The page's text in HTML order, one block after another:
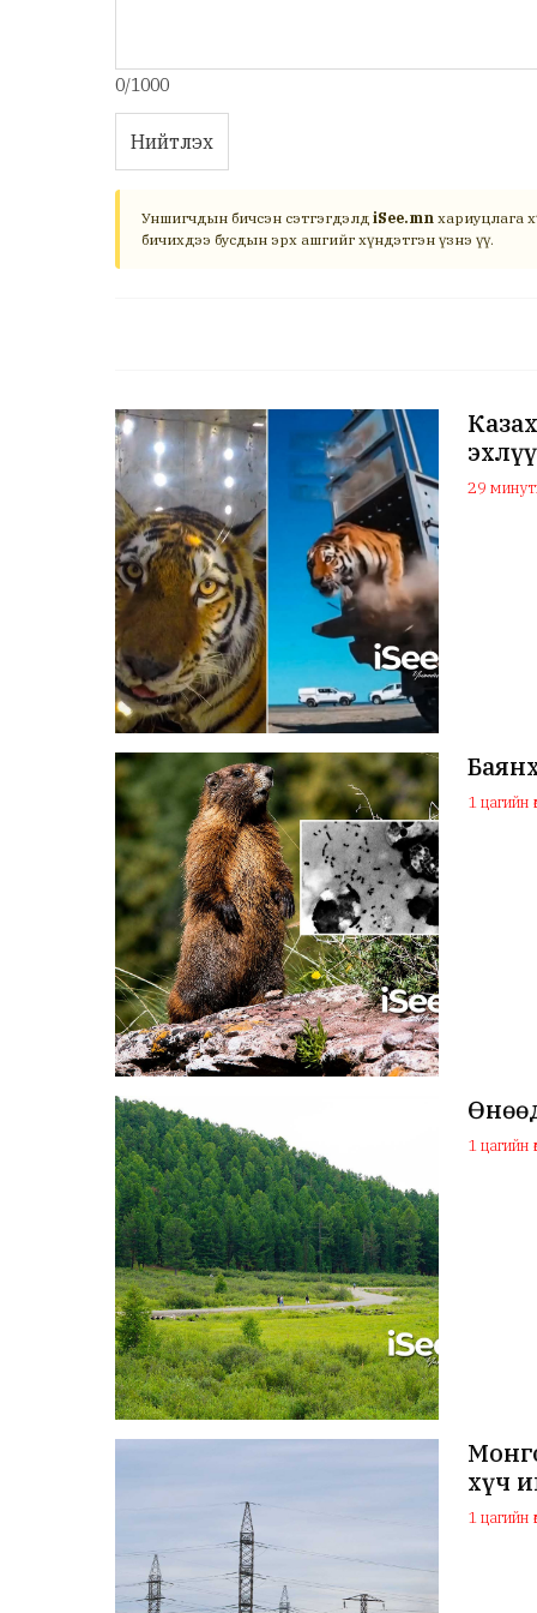
0/1000
Нийтлэх
Уншигчдын бичсэн сэтгэгдэлд iSee.mn хариуцлага
бичихдээ бусдын эрх ашгийг хүндэтгэн үзнэ үү.
29
1 цагийн
1 цагийн
хүч
1 цагийн